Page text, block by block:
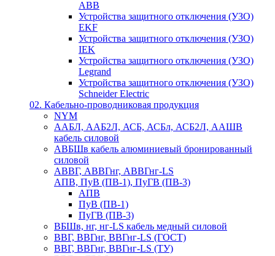
ABB
Устройства защитного отключения (УЗО)
EKF
Устройства защитного отключения (УЗО)
IEK
Устройства защитного отключения (УЗО)
Legrand
Устройства защитного отключения (УЗО)
Schneider Electric
02. Кабельно-проводниковая продукция
NYM
ААБЛ, ААБ2Л, АСБ, АСБл, АСБ2Л, ААШВ
кабель силовой
АВБШв кабель алюминиевый бронированный
силовой
АВВГ, АВВГнг, АВВГнг-LS
АПВ, ПуВ (ПВ-1), ПуГВ (ПВ-3)
АПВ
ПуВ (ПВ-1)
ПуГВ (ПВ-3)
ВБШв, нг, нг-LS кабель медный силовой
ВВГ, ВВГнг, ВВГнг-LS (ГОСТ)
ВВГ, ВВГнг, ВВГнг-LS (ТУ)